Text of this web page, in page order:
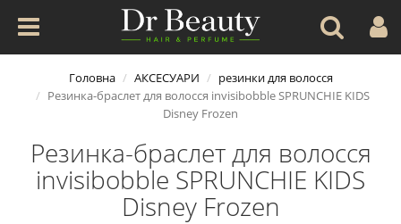
Головна АКСЕСУАРИ
резинки для волосся
Резинка-браслет для волосся invisibobble SPRUNCHIE KIDS
Disney Frozen
Резинка-браслет для волосся
invisibobble SPRUNCHIE KIDS
Disney Frozen